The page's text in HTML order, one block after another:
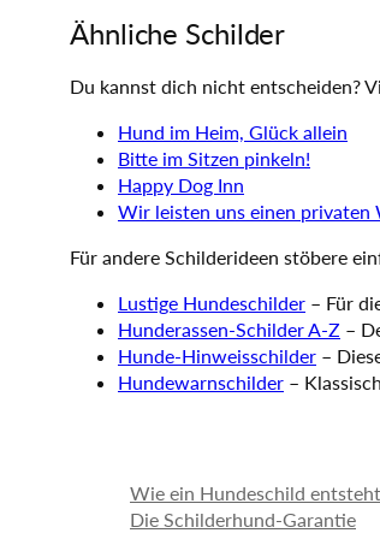
Ähnliche Schilder
Du kannst dich nicht entscheiden?
Hund im Heim, Glück allein
Bitte im Sitzen pinkeln!
Happy Dog Inn
Wir leisten uns einen privaten
Für andere Schilderideen stöbere
Lustige Hundeschilder – Für
Hunderassen-Schilder A-Z –
Hunde-Hinweisschilder –
Hundewarnschilder –
Wie ein Hundeschild entsteht
Die Schilderhund-Garantie